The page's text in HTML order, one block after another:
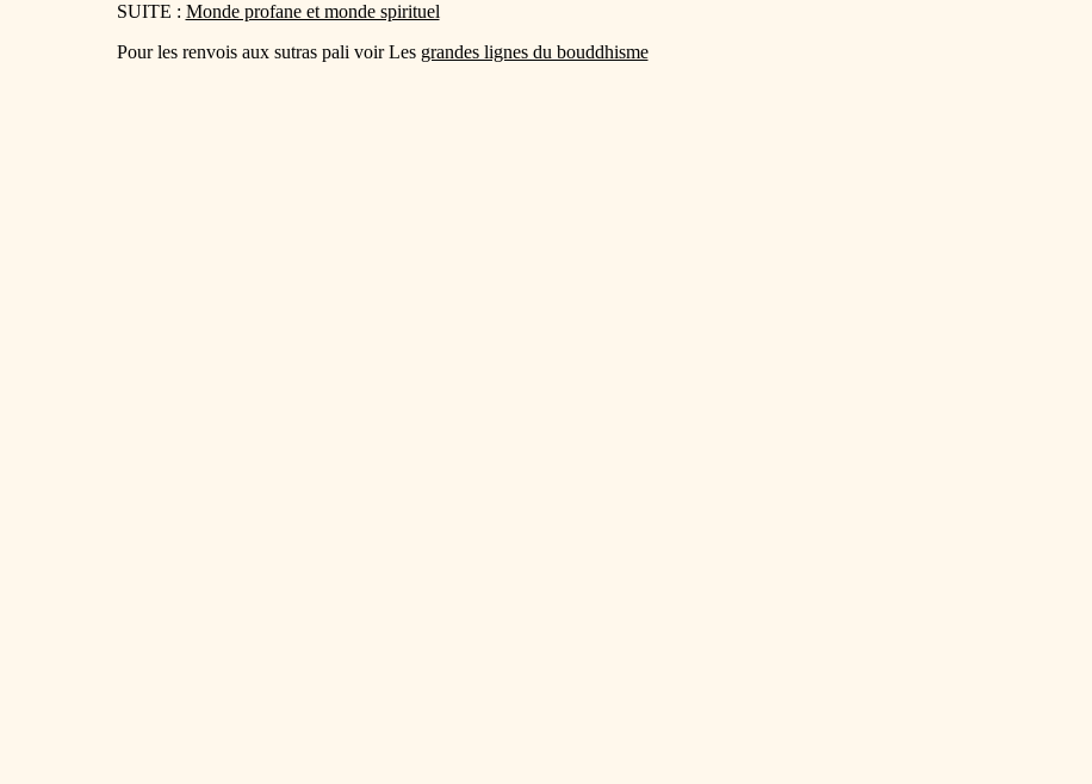
SUITE : Monde profane et monde spirituel
Pour les renvois aux sutras pali voir Les grandes lignes du bouddhisme